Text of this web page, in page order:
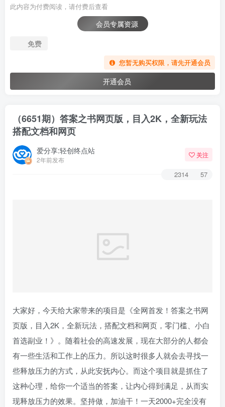
此内容为付费阅读，请付费后查看
会员专属资源
免费
您暂无购买权限，请先开通会员
开通会员
（6651期）答案之书网页版，目入2K，全新玩法
搭配文档和网页
爱分享:轻创终点站
2年前发布
关注
2314 57
大家好，今天给大家带来的项目是《全网首发！答案之书网
页版，目入2K，全新玩法，搭配文档和网页，零门槛、小白
首选副业！》。随着社会的高速发展，现在大部分的人都会
有一些生活和工作上的压力。所以这时很多人就会去寻找一
些释放压力的方式，从此安抚内心。而这个项目就是抓住了
这种心理，给你一个适当的答案，让内心得到满足，从而实
现释放压力的效果。坚持做，加油干！一天2000+完全没有